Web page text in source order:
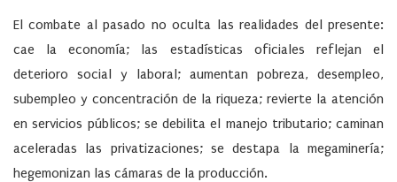
El combate al pasado no oculta las realidades del presente:
cae la economía; las estadísticas oficiales reflejan el
deterioro social y laboral; aumentan pobreza, desempleo,
subempleo y concentración de la riqueza; revierte la atención
en servicios públicos; se debilita el manejo tributario; caminan
aceleradas las privatizaciones; se destapa la megaminería;
hegemonizan las cámaras de la producción.